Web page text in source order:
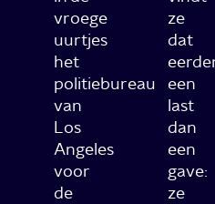
vroege
uurtjes
het
politiebureau
van
Los
Angeles
voor
de
ze
dat
een
last
dan
een
gave:
ze